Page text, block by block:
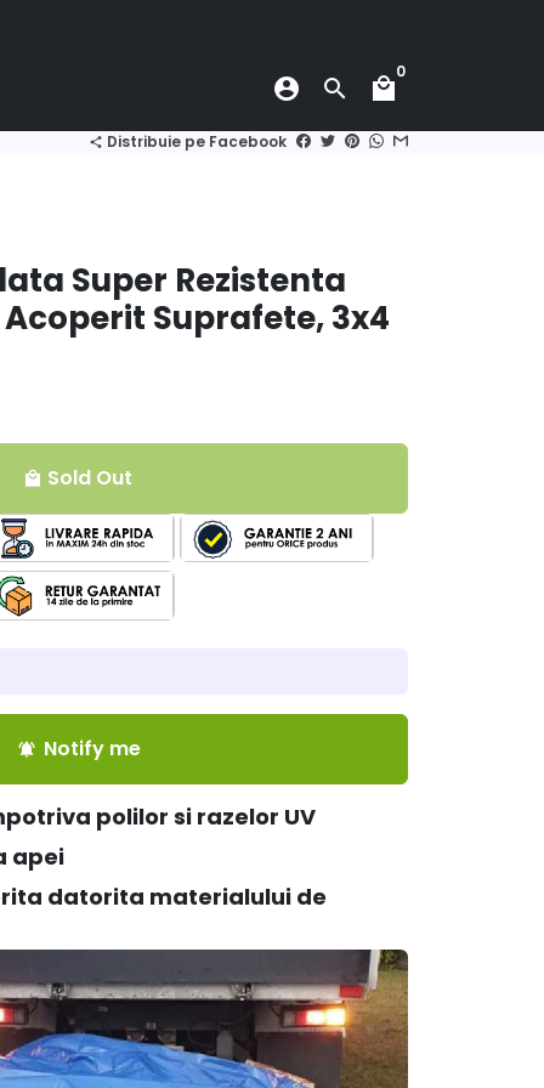
account_circle search local_mall
0
share Distribuie pe Facebook
Super Rezistenta
Suprafete, 3x4
local_mall Sold Out
notifications_active Notify me
polilor si razelor UV
apei
datorita materialului de